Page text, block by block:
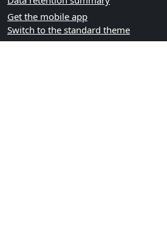
Get the mobile app
Switch to the standard theme